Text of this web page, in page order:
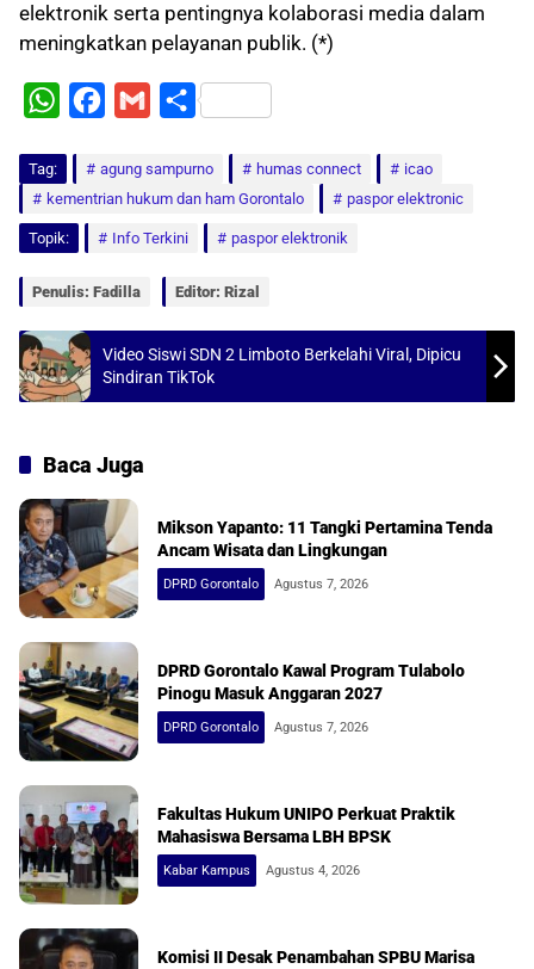
elektronik serta pentingnya kolaborasi media dalam
meningkatkan pelayanan publik. (*)
W
t
s
p
c
e
b
k
a
i
l
S
a
r
Tag: agung sampurno humas connect
icao
kementrian hukum dan ham Gorontalo
paspor elektronic
Topik: Info Terkini paspor elektronik
Penulis: Fadilla Editor: Rizal
Video Siswi SDN 2 Limboto Berkelahi Viral, Dipicu
Sindiran TikTok
Baca Juga
Mikson Yapanto: 11 Tangki Pertamina Tenda
Ancam Wisata dan Lingkungan
DPRD Gorontalo Agustus 7, 2026
DPRD Gorontalo Kawal Program Tulabolo
Pinogu Masuk Anggaran 2027
DPRD Gorontalo Agustus 7, 2026
Fakultas Hukum UNIPO Perkuat Praktik
Mahasiswa Bersama LBH BPSK
Kabar Kampus Agustus 4, 2026
Komisi II Desak Penambahan SPBU Marisa